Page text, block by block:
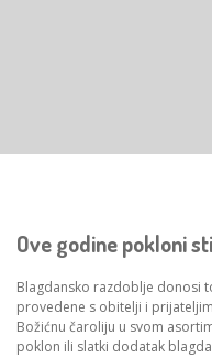
Ove godine pokloni
Blagdansko razdoblje donosi
provedene s obitelji i
Božićnu čaroliju u svom
poklon ili slatki dodatak